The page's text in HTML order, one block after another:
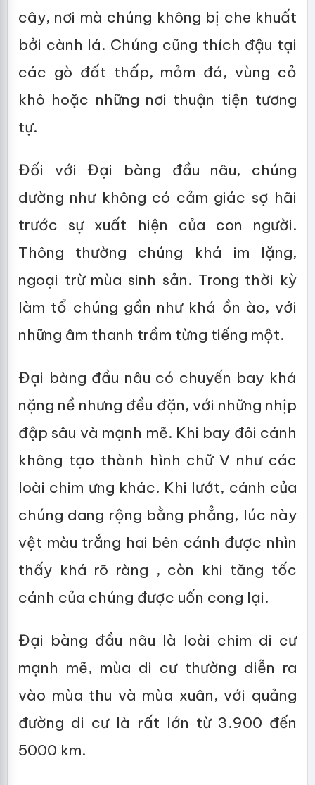
cây, nơi mà chúng không bị che khuất
bởi cành lá. Chúng cũng thích đậu tại
các gò đất thấp, mỏm đá, vùng cỏ
khô hoặc những nơi thuận tiện tương
tự.
Đối với Đại bàng đầu nâu, chúng
dường như không có cảm giác sợ hãi
trước sự xuất hiện của con người.
Thông thường chúng khá im lặng,
ngoại trừ mùa sinh sản. Trong thời kỳ
làm tổ chúng gần như khá ồn ào, với
những âm thanh trầm từng tiếng một.
Đại bàng đầu nâu có chuyến bay khá
nặng nề nhưng đều đặn, với những nhịp
đập sâu và mạnh mẽ. Khi bay đôi cánh
không tạo thành hình chữ V như các
loài chim ưng khác. Khi lướt, cánh của
chúng dang rộng bằng phẳng, lúc này
vệt màu trắng hai bên cánh được nhìn
thấy khá rõ ràng , còn khi tăng tốc
cánh của chúng được uốn cong lại.
Đại bàng đầu nâu là loài chim di cư
mạnh mẽ, mùa di cư thường diễn ra
vào mùa thu và mùa xuân, với quảng
đường di cư là rất lớn từ 3.900 đến
5000 km.